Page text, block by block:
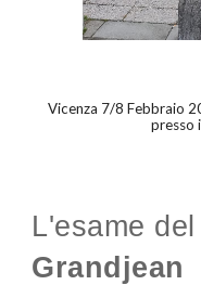
Vicenza 7/8 Febbraio
presso
L'esame
Grandjean